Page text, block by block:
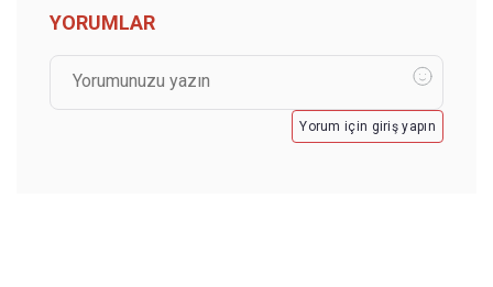
YORUMLAR
Yorum için giriş yapın